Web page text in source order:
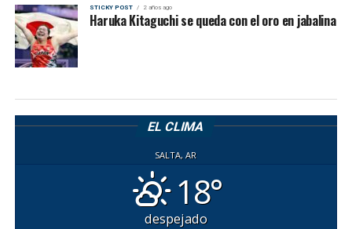
STICKY POST 2 años ago
Haruka Kitaguchi se queda con el oro en jabalina
EL CLIMA
SALTA, AR
18°
despejado